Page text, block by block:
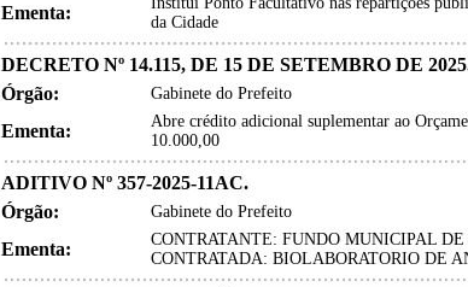
Ementa:
da Cidade
DECRETO Nº 14.115, DE 15 DE SETEMBRO DE
Órgão:
Gabinete do Prefeito
Ementa:
Abre crédito adicional suplementar ao
10.000,00
ADITIVO Nº 357-2025-11AC.
Órgão:
Gabinete do Prefeito
Ementa:
CONTRATANTE: FUNDO MUNICIPAL
CONTRATADA: BIOLABORATORIO DE